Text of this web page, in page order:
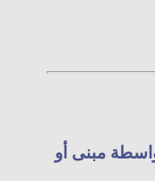
مبنى أو